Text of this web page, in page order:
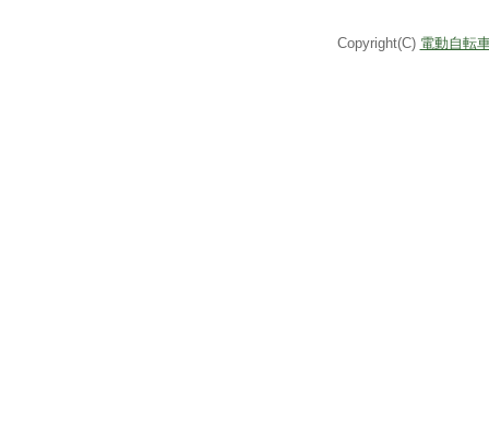
Copyright(C) 電動自転